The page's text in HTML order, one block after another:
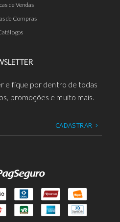
de Vendas
de Compras
e fique por dentro de todas
promoções e muito mais.
CADASTRAR